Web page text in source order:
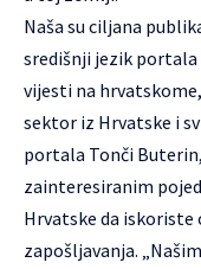
Naša su ciljana
središnji jezik
vijesti na
sektor iz Hrvatske i
portala Tonči
zainteresiranim
Hrvatske da iskoriste
zapošljavanja.